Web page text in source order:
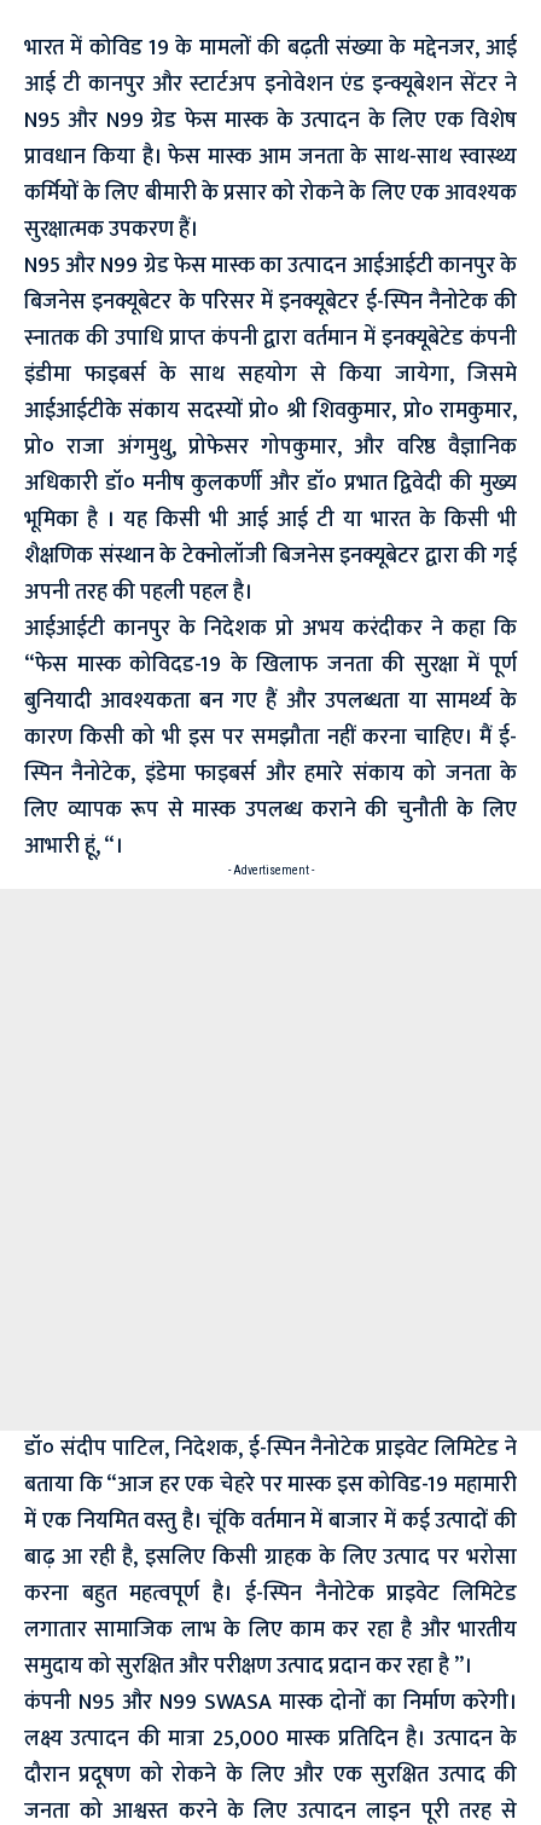
भारत में कोविड 19 के मामलों की बढ़ती संख्या के मद्देनजर, आई
आई टी कानपुर और स्टार्टअप इनोवेशन एंड इन्क्यूबेशन सेंटर ने
N95 और N99 ग्रेड फेस मास्क के उत्पादन के लिए एक विशेष
प्रावधान किया है। फेस मास्क आम जनता के साथ-साथ स्वास्थ्य
कर्मियों के लिए बीमारी के प्रसार को रोकने के लिए एक आवश्यक
सुरक्षात्मक उपकरण हैं।
N95 और N99 ग्रेड फेस मास्क का उत्पादन आईआईटी कानपुर के
बिजनेस इनक्यूबेटर के परिसर में इनक्यूबेटर ई-स्पिन नैनोटेक की
स्नातक की उपाधि प्राप्त कंपनी द्वारा वर्तमान में इनक्यूबेटेड कंपनी
इंडीमा फाइबर्स के साथ सहयोग से किया जायेगा, जिसमे
आईआईटीके संकाय सदस्यों प्रो० श्री शिवकुमार, प्रो० रामकुमार,
प्रो० राजा अंगमुथु, प्रोफेसर गोपकुमार, और वरिष्ठ वैज्ञानिक
अधिकारी डॉ० मनीष कुलकर्णी और डॉ० प्रभात द्विवेदी की मुख्य
भूमिका है । यह किसी भी आई आई टी या भारत के किसी भी
शैक्षणिक संस्थान के टेक्नोलॉजी बिजनेस इनक्यूबेटर द्वारा की गई
अपनी तरह की पहली पहल है।
आईआईटी कानपुर के निदेशक प्रो अभय करंदीकर ने कहा कि
“फेस मास्क कोविदड-19 के खिलाफ जनता की सुरक्षा में पूर्ण
बुनियादी आवश्यकता बन गए हैं और उपलब्धता या सामर्थ्य के
कारण किसी को भी इस पर समझौता नहीं करना चाहिए। मैं ई-
स्पिन नैनोटेक, इंडेमा फाइबर्स और हमारे संकाय को जनता के
लिए व्यापक रूप से मास्क उपलब्ध कराने की चुनौती के लिए
आभारी हूं, “।
- Advertisement -
डॉ० संदीप पाटिल, निदेशक, ई-स्पिन नैनोटेक प्राइवेट लिमिटेड ने
बताया कि “आज हर एक चेहरे पर मास्क इस कोविड-19 महामारी
में एक नियमित वस्तु है। चूंकि वर्तमान में बाजार में कई उत्पादों की
बाढ़ आ रही है, इसलिए किसी ग्राहक के लिए उत्पाद पर भरोसा
करना बहुत महत्वपूर्ण है। ई-स्पिन नैनोटेक प्राइवेट लिमिटेड
लगातार सामाजिक लाभ के लिए काम कर रहा है और भारतीय
समुदाय को सुरक्षित और परीक्षण उत्पाद प्रदान कर रहा है ”।
कंपनी N95 और N99 SWASA मास्क दोनों का निर्माण करेगी।
लक्ष्य उत्पादन की मात्रा 25,000 मास्क प्रतिदिन है। उत्पादन के
दौरान प्रदूषण को रोकने के लिए और एक सुरक्षित उत्पाद की
जनता को आश्वस्त करने के लिए उत्पादन लाइन पूरी तरह से